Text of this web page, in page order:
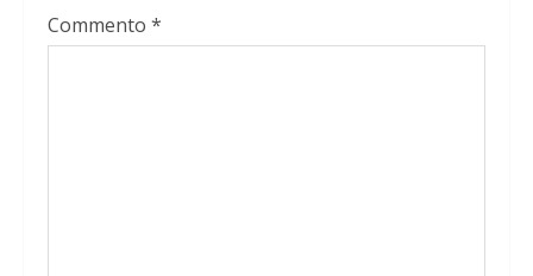
Commento *